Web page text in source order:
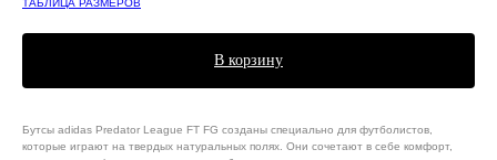
ТАБЛИЦА РАЗМЕРОВ
В корзину
Бутсы adidas Predator League FT FG созданы специально для футболистов,
которые играют на твердых натуральных полях. Они сочетают в себе комфорт,